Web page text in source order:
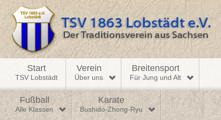
Start
TSV Lobstädt
Verein
Über uns
Breitensport
Für Jung und Alt
Fußball
Alle Klassen
Karate
Bushido-Zhong-Ryu